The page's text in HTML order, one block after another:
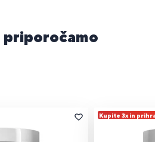
priporočamo
Kupite 3x in